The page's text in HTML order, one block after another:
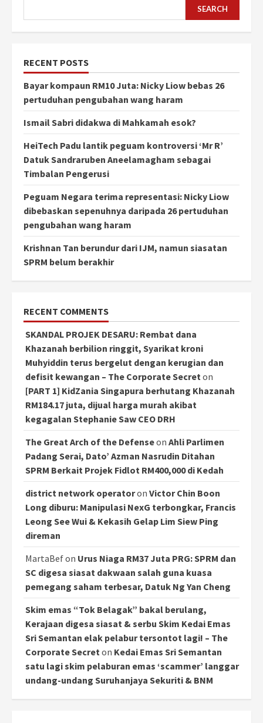
SEARCH
RECENT POSTS
Bayar kompaun RM10 Juta: Nicky Liow bebas 26
pertuduhan pengubahan wang haram
Ismail Sabri didakwa di Mahkamah esok?
HeiTech Padu lantik peguam kontroversi ‘Mr R’
Datuk Sandraruben Aneelamagham sebagai
Timbalan Pengerusi
Peguam Negara terima representasi: Nicky Liow
dibebaskan sepenuhnya daripada 26 pertuduhan
pengubahan wang haram
Krishnan Tan berundur dari IJM, namun siasatan
SPRM belum berakhir
RECENT COMMENTS
SKANDAL PROJEK DESARU: Rembat dana
Khazanah berbilion ringgit, Syarikat kroni
Muhyiddin terus bergelut dengan kerugian dan
defisit kewangan – The Corporate Secreton
[PART 1] KidZania Singapura berhutang Khazanah
RM184.17 juta, dijual harga murah akibat
kegagalan Stephanie Saw CEO DRH
The Great Arch of the Defenseon Ahli Parlimen
Padang Serai, Dato’ Azman Nasrudin Ditahan
SPRM Berkait Projek Fidlot RM400,000 di Kedah
district network operatoron Victor Chin Boon
Long diburu: Manipulasi NexG terbongkar, Francis
Leong See Wui & Kekasih Gelap Lim Siew Ping
direman
MartaBefon Urus Niaga RM37 Juta PRG: SPRM dan
SC digesa siasat dakwaan salah guna kuasa
pemegang saham terbesar, Datuk Ng Yan Cheng
Skim emas “Tok Belagak” bakal berulang,
Kerajaan digesa siasat & serbu Skim Kedai Emas
Sri Semantan elak pelabur tersontot lagi! – The
Corporate Secreton Kedai Emas Sri Semantan
satu lagi skim pelaburan emas ‘scammer’ langgar
undang-undang Suruhanjaya Sekuriti & BNM